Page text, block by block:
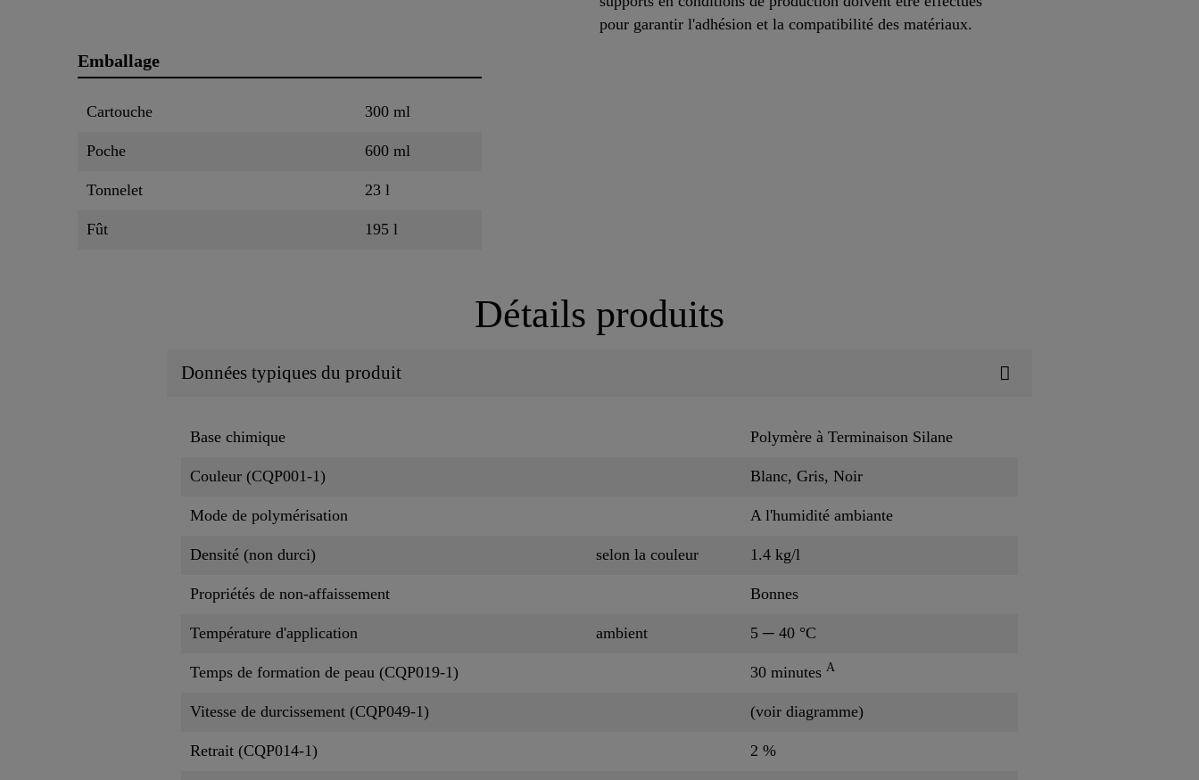
pour garantir l'adhésion et la compatibilité des matériaux.
Emballage
Cartouche 300 ml
Poche 600 ml
Tonnelet 23 l
Fût 195 l
Détails produits
Données typiques du produit
Base chimique Polymère à Terminaison Silane
Couleur (CQP001-1) Blanc, Gris, Noir
Mode de polymérisation A l'humidité ambiante
Densité (non durci) selon la couleur 1.4 kg/l
Propriétés de non-affaissement Bonnes
Température d'application ambient 5 ─ 40 °C
Temps de formation de peau (CQP019-1) 30 minutes A
Vitesse de durcissement (CQP049-1) (voir diagramme)
Retrait (CQP014-1) 2 %